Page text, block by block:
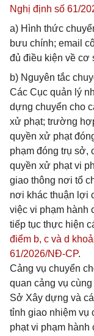
Nghị định số 61/
a) Hình thức
bưu chính; email
đủ điều kiện về cơ
b) Nguyên tắc
Các Cục quản lý
dựng chuyển cho
xử phạt; trường
quyền xử phạt
phạm đóng trụ sở,
quyền xử phạt vi
giao thông nơi tổ
nơi khác thuận lợi
việc vi phạm hành
tiếp tục thực hiện
điểm b, c và d
61/2026/NĐ-CP.
Cảng vụ chuyển
quan cảng vụ
Sở Xây dựng và
tỉnh giao nhiệm vụ
phạt vi phạm hành